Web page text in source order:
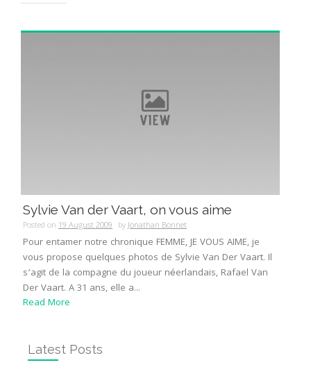
Sylvie Van der Vaart, on vous aime
Posted on 19 August 2009 byJonathan Bonnet
Pour entamer notre chronique FEMME, JE VOUS AIME, je
vous propose quelques photos de Sylvie Van Der Vaart. Il
s’agit de la compagne du joueur néerlandais, Rafael Van
Der Vaart. A 31 ans, elle a...
Read More
Latest Posts